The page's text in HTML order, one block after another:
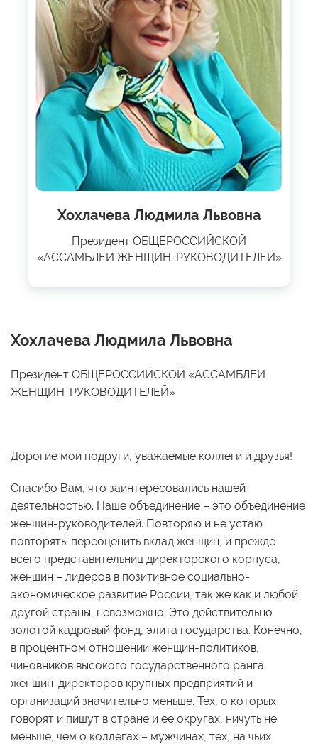
Хохлачева Людмила Львовна
Президент ОБЩЕРОССИЙСКОЙ
«АССАМБЛЕИ ЖЕНЩИН-РУКОВОДИТЕЛЕЙ»
Хохлачева Людмила Львовна
Президент ОБЩЕРОССИЙСКОЙ «АССАМБЛЕИ
ЖЕНЩИН-РУКОВОДИТЕЛЕЙ»
Дорогие мои подруги, уважаемые коллеги и друзья!
Спасибо Вам, что заинтересовались нашей
деятельностью. Наше объединение – это объединение
женщин-руководителей. Повторяю и не устаю
повторять: переоценить вклад женщин, и прежде
всего представительниц директорского корпуса,
женщин – лидеров в позитивное социально-
экономическое развитие России, так же как и любой
другой страны, невозможно. Это действительно
золотой кадровый фонд, элита государства. Конечно,
в процентном отношении женщин-политиков,
чиновников высокого государственного ранга
женщин-директоров крупных предприятий и
организаций значительно меньше. Тех, о которых
говорят и пишут в стране и ее округах, ничуть не
меньше, чем о коллегах – мужчинах, тех, на чьих